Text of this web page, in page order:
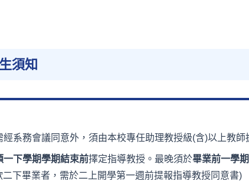
須知
系務會議同意外，須由本校專任助理教授級(含)以上教師
一下學期學期結束前擇定指導教授。最晚須於畢業前一學
下畢業者，需於二上開學第一週前提報指導教授同意書)